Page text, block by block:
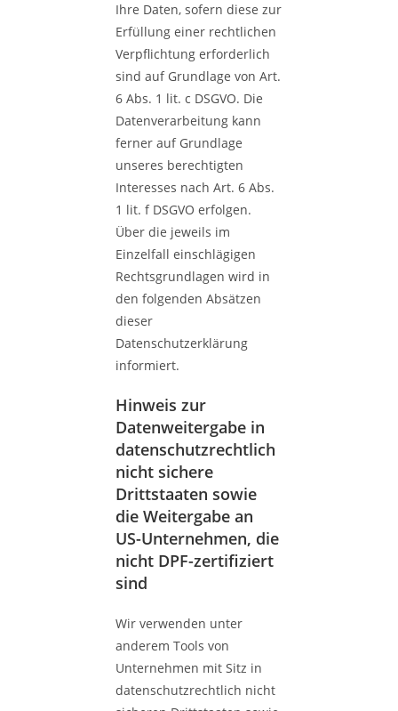
Ihre Daten, sofern diese zur
Erfüllung einer rechtlichen
Verpflichtung erforderlich
sind auf Grundlage von Art.
6 Abs. 1 lit. c DSGVO. Die
Datenverarbeitung kann
ferner auf Grundlage
unseres berechtigten
Interesses nach Art. 6 Abs.
1 lit. f DSGVO erfolgen.
Über die jeweils im
Einzelfall einschlägigen
Rechtsgrundlagen wird in
den folgenden Absätzen
dieser
Datenschutzerklärung
informiert.
Hinweis zur
Datenweitergabe in
datenschutzrechtlich
nicht sichere
Drittstaaten sowie
die Weitergabe an
US-Unternehmen, die
nicht DPF-zertifiziert
sind
Wir verwenden unter
anderem Tools von
Unternehmen mit Sitz in
datenschutzrechtlich nicht